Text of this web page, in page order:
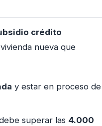
crédito
nueva que
y estar en proceso de
superar las 4.000